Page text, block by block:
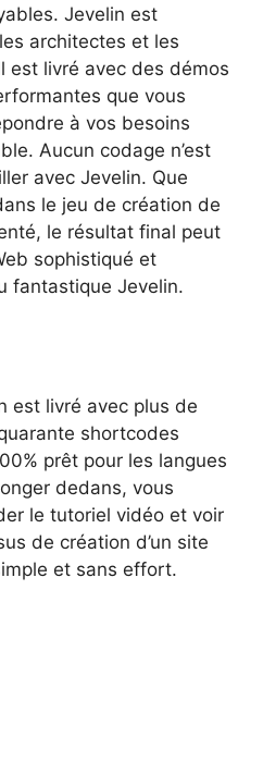
Jevelin est
architectes et les
est livré avec des démos
que vous
à vos besoins
Aucun codage n’est
avec Jevelin. Que
le jeu de création de
le résultat final peut
sophistiqué et
fantastique Jevelin.
est livré avec plus de
shortcodes
prêt pour les langues
dedans, vous
le tutoriel vidéo et voir
de création d’un site
et sans effort.